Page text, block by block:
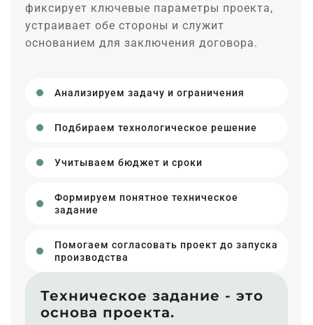
фиксирует ключевые параметры проекта,
устраивает обе стороны и служит
основанием для заключения договора.
Анализируем задачу и ограничения
Подбираем технологическое решение
Учитываем бюджет и сроки
Формируем понятное техническое
задание
Помогаем согласовать проект до запуска
производства
Техническое задание - это
основа проекта.